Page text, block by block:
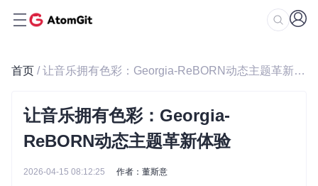
首页 / 让音乐拥有色彩：Georgia-ReBORN动态主题革新体验
让音乐拥有色彩：Georgia-
ReBORN动态主题革新体验
2026-04-15 08:12:25 作者：董斯意